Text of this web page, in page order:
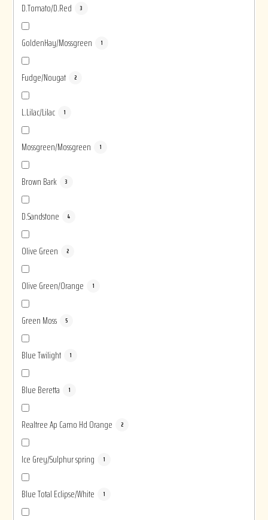
D.Tomato/D.Red 3
GoldenHay/Mossgreen 1
Fudge/Nougat 2
L.Lilac/Lilac 1
Mossgreen/Mossgreen 1
Brown Bark 3
D.Sandstone 4
Olive Green 2
Olive Green/Orange 1
Green Moss 5
Blue Twilight 1
Blue Beretta 1
Realtree Ap Camo Hd Orange 2
Ice Grey/Sulphur spring 1
Blue Total Eclipse/White 1